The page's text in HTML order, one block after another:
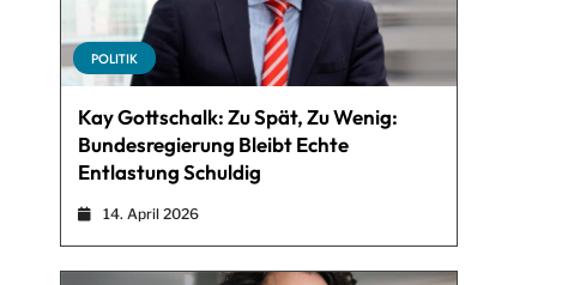
POLITIK
Kay Gottschalk: Zu Spät, Zu Wenig:
Bundesregierung Bleibt Echte
Entlastung Schuldig
14. April 2026